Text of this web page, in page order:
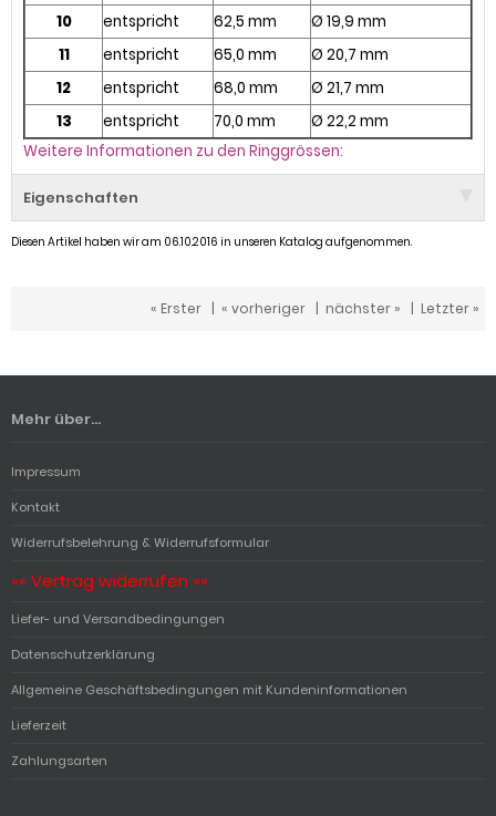
10
entspricht 62,5 mm
Ø 19,9 mm
11
entspricht 65,0 mm
Ø 20,7 mm
12
entspricht 68,0 mm
Ø 21,7 mm
13
entspricht 70,0 mm
Ø 22,2 mm
Weitere Informationen zu den Ringgrössen:
Eigenschaften
Diesen Artikel haben wir am 06.10.2016 in unseren Katalog aufgenommen.
« Erster | « vorheriger | nächster » | Letzter »
Mehr über...
Impressum
Kontakt
Widerrufsbelehrung & Widerrufsformular
«« Vertrag widerrufen »»
Liefer- und Versandbedingungen
Datenschutzerklärung
Allgemeine Geschäftsbedingungen mit Kundeninformationen
Lieferzeit
Zahlungsarten